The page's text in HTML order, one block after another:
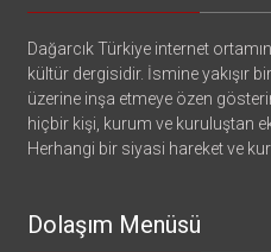
Dağarcık Türkiye internet
kültür dergisidir. İsmine yakışır
üzerine inşa etmeye özen
hiçbir kişi, kurum ve kuruluştan
Herhangi bir siyasi hareket ve
Dolaşım Menüsü